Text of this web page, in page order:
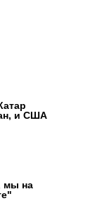
и США
мы на